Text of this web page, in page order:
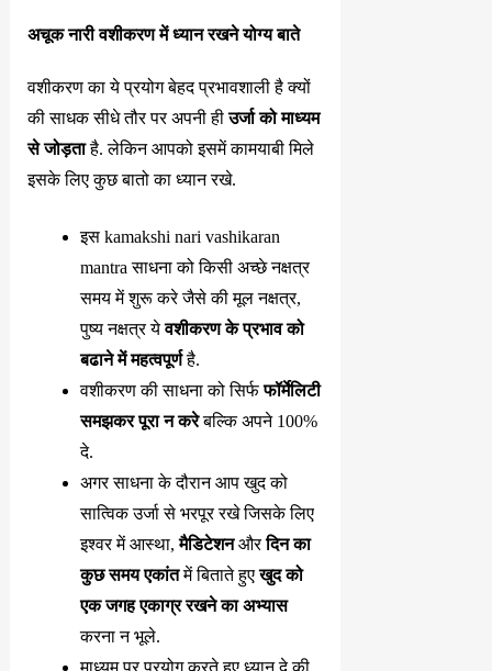
अचूक नारी वशीकरण में ध्यान रखने योग्य बाते
वशीकरण का ये प्रयोग बेहद प्रभावशाली है क्यों
की साधक सीधे तौर पर अपनी हीउर्जा को माध्यम
से जोड़ताहै. लेकिन आपको इसमें कामयाबी मिले
इसके लिए कुछ बातो का ध्यान रखे.
इस kamakshi nari vashikaran
mantra साधना को किसी अच्छे नक्षत्र
समय में शुरू करे जैसे की मूल नक्षत्र,
पुष्य नक्षत्र येवशीकरण के प्रभाव को
बढाने में महत्वपूर्णहै.
वशीकरण की साधना को सिर्फफॉर्मेलिटी
समझकर पूरा न करेबल्कि अपने 100%
दे.
अगर साधना के दौरान आप खुद को
सात्विक उर्जा से भरपूर रखे जिसके लिए
इश्वर में आस्था,मैडिटेशनऔरदिन का
कुछ समय एकांतमें बिताते हुएखुद को
एक जगह एकाग्र रखने का अभ्यास
करना न भूले.
माध्यम पर प्रयोग करते हुए ध्यान दे की